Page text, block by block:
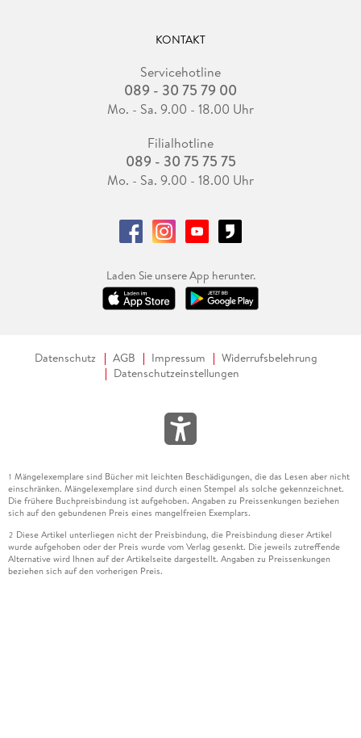
KONTAKT
Servicehotline
089 - 30 75 79 00
Mo. - Sa. 9.00 - 18.00 Uhr
Filialhotline
089 - 30 75 75 75
Mo. - Sa. 9.00 - 18.00 Uhr
Laden Sie unsere App herunter.
Datenschutz AGB Impressum
Widerrufsbelehrung
Datenschutzeinstellungen
1 Mängelexemplare sind Bücher mit leichten Beschädigungen, die das Lesen aber nicht
einschränken. Mängelexemplare sind durch einen Stempel als solche gekennzeichnet.
Die frühere Buchpreisbindung ist aufgehoben. Angaben zu Preissenkungen beziehen
sich auf den gebundenen Preis eines mangelfreien Exemplars.
2 Diese Artikel unterliegen nicht der Preisbindung, die Preisbindung dieser Artikel
wurde aufgehoben oder der Preis wurde vom Verlag gesenkt. Die jeweils zutreffende
Alternative wird Ihnen auf der Artikelseite dargestellt. Angaben zu Preissenkungen
beziehen sich auf den vorherigen Preis.